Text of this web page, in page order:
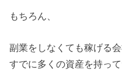
もちろん、
副業をしなくても稼げる
すでに多くの資産を持っ